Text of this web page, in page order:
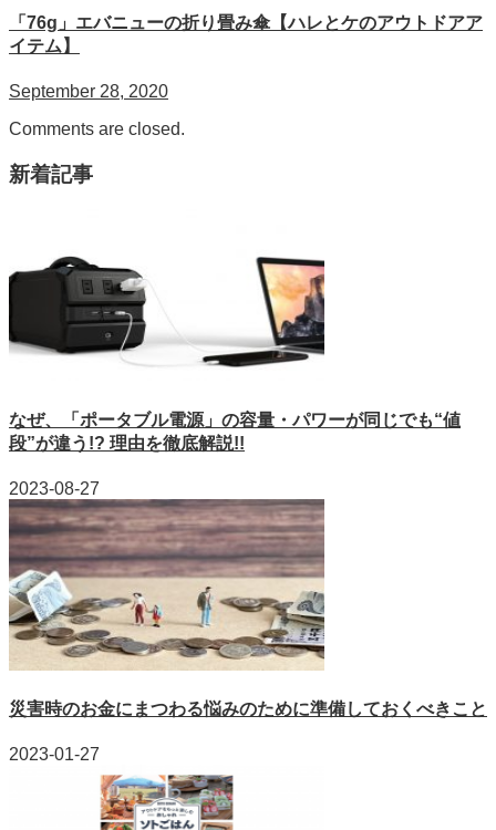
「76g」エバニューの折り畳み傘【ハレとケのアウトドアア
イテム】
September 28, 2020
Comments are closed.
新着記事
なぜ、「ポータブル電源」の容量・パワーが同じでも“値
段”が違う!? 理由を徹底解説!!
2023-08-27
災害時のお金にまつわる悩みのために準備しておくべきこと
2023-01-27